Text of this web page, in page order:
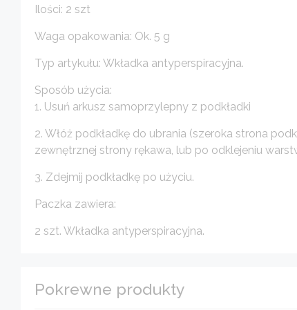
Ilości: 2 szt
Waga opakowania: Ok. 5 g
Typ artykułu: Wkładka antyperspiracyjna.
Sposób użycia:
1. Usuń arkusz samoprzylepny z podkładki
2. Włóż podkładkę do ubrania (szeroka strona
zewnętrznej strony rękawa, lub po odklejeniu
3. Zdejmij podkładkę po użyciu.
Paczka zawiera:
2 szt. Wkładka antyperspiracyjna.
Pokrewne produkty